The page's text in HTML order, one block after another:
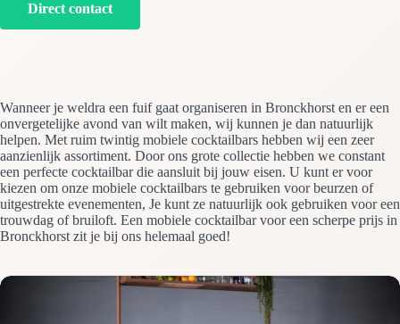
Direct contact
Wanneer je weldra een fuif gaat organiseren in Bronckhorst en er een
onvergetelijke avond van wilt maken, wij kunnen je dan natuurlijk
helpen. Met ruim twintig mobiele cocktailbars hebben wij een zeer
aanzienlijk assortiment. Door ons grote collectie hebben we constant
een perfecte cocktailbar die aansluit bij jouw eisen. U kunt er voor
kiezen om onze mobiele cocktailbars te gebruiken voor beurzen of
uitgestrekte evenementen, Je kunt ze natuurlijk ook gebruiken voor een
trouwdag of bruiloft. Een mobiele cocktailbar voor een scherpe prijs in
Bronckhorst zit je bij ons helemaal goed!